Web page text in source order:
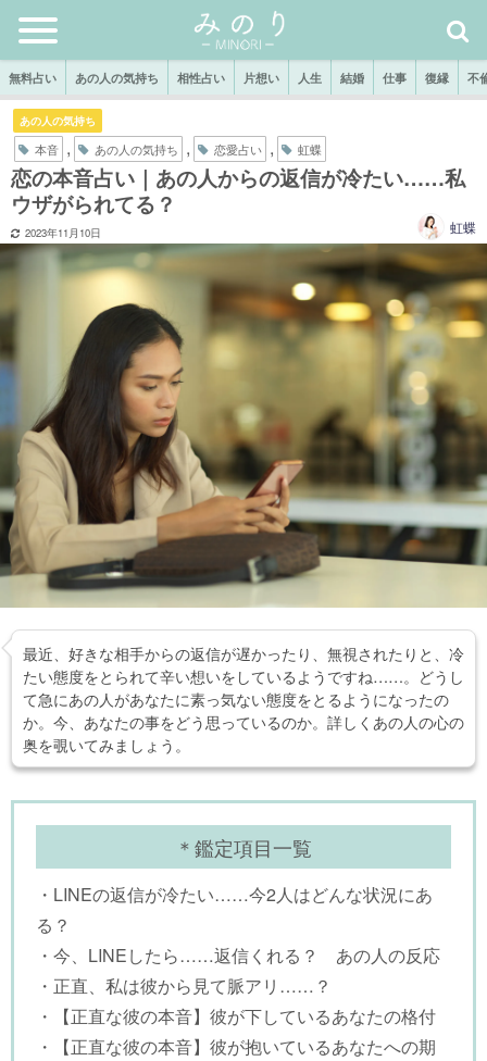
無料占い あの人の気持ち 相性占い 片想い 人生 結婚 仕事 復縁 不
あの人の気持ち
本音 , あの人の気持ち , 恋愛占い , 虹蝶
恋の本音占い｜あの人からの返信が冷たい……私
ウザがられてる？
2023年11月10日 虹蝶
最近、好きな相手からの返信が遅かったり、無視されたりと、冷
たい態度をとられて辛い想いをしているようですね……。どうし
て急にあの人があなたに素っ気ない態度をとるようになったの
か。今、あなたの事をどう思っているのか。詳しくあの人の心の
奥を覗いてみましょう。
＊鑑定項目一覧
・LINEの返信が冷たい……今2人はどんな状況にあ
る？
・今、LINEしたら……返信くれる？ あの人の反応
・正直、私は彼から見て脈アリ……？
・【正直な彼の本音】彼が下しているあなたの格付
・【正直な彼の本音】彼が抱いているあなたへの期